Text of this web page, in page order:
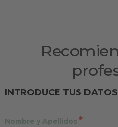
INTRODUCE TUS DATOS
Nombre y Apellidos *